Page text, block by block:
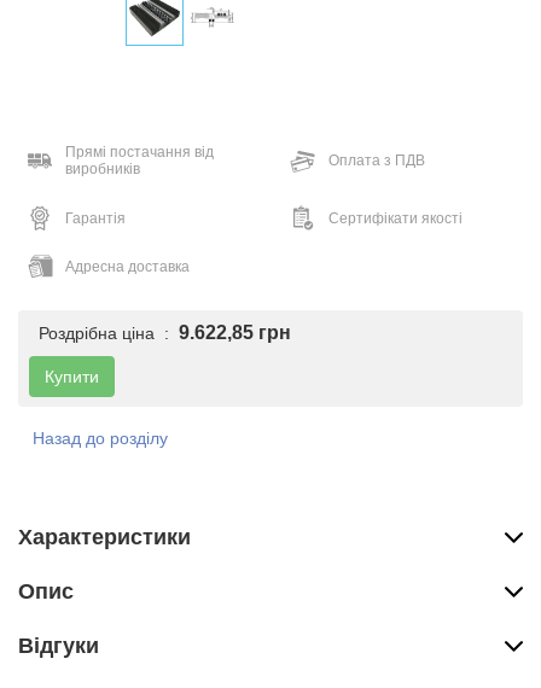
Прямі постачання від
виробників
Оплата з ПДВ
Гарантія Сертифікати якості
Адресна доставка
Роздрібна ціна : 9.622,85 грн
Купити
Назад до розділу
Характеристики
Опис
Вiдгуки